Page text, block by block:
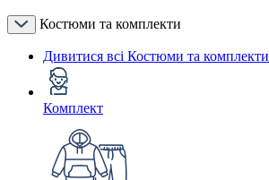
Костюми та комплекти
Дивитися всі Костюми та комплекти
Комплект